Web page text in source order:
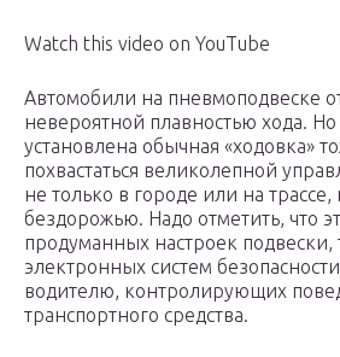
Watch this video on YouTube
Автомобили на пневмоподвеске
невероятной плавностью хода.
установлена обычная «ходовка»
похвастаться великолепной
не только в городе или на
бездорожью. Надо отметить, что
продуманных настроек подвески,
электронных систем
водителю, контролирующих
транспортного средства.